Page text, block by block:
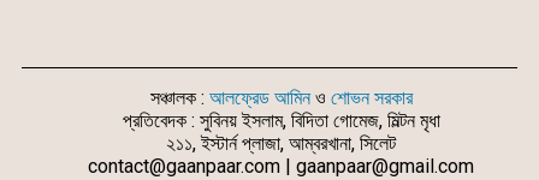
সঞ্চালক : আলফ্রেড আমিনও শোভন সরকার
প্রতিবেদক : সুবিনয় ইসলাম, বিদিতা গোমেজ, মিল্টন মৃধা
২১১, ইস্টার্ন প্লাজা, আম্বরখানা, সিলেট
contact@gaanpaar.com | gaanpaar@gmail.com